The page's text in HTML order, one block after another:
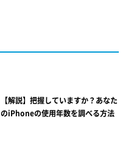
【解説】把握していますか？あなた
のiPhoneの使用年数を調べる方法